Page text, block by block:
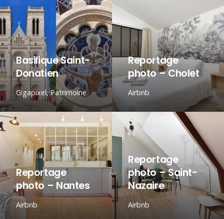
Basilique Saint-
Donatien
Gigapixel,Patrimoine
Reportage
photo – Cholet
Airbnb
Reportage
photo – Nantes
Airbnb
Reportage
photo – Saint-
Nazaire
Airbnb